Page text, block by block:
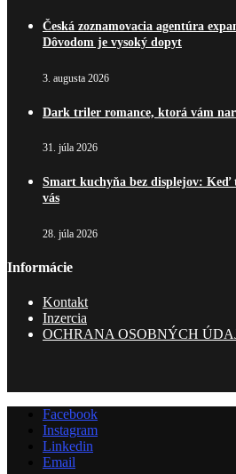
Česká zoznamovacia agentúra
Dôvodom je vysoký dopyt
3. augusta 2026
Dark triler romance, ktorá vám
31. júla 2026
Smart kuchyňa bez displejov: Keď
vás
28. júla 2026
Informácie
Kontakt
Inzercia
OCHRANA OSOBNÝCH
Facebook
Instagram
Linkedin
Email